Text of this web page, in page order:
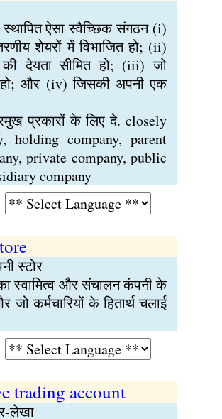
स्थापित ऐसा स्वैच्छिक संगठन (i)
शेयरों में विभाजित हो; (ii)
देयता सीमित हो; (iii) जो
हो; और (iv) जिसकी अपनी एक
प्रकारों के लिए दे. closely
holding company, parent
private company, public
company
स्टोर
स्वामित्व और संचालन कंपनी के
जो कर्मचारियों के हितार्थ चलाई
trading account
लेखा